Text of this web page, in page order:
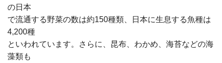
の日本
で流通する野菜の数は約150種類、日本に生息する魚種は
4,200種
といわれています。さらに、昆布、わかめ、海苔などの海
藻類も